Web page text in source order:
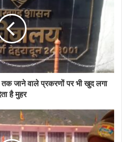
जाने वाले प्रकरणों पर भी खुद लगा
है मुहर